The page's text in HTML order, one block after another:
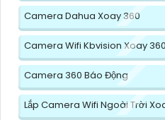
Camera Dahua Xoay 360
Camera Wifi Kbvision Xoay
Camera 360 Báo Động
Lắp Camera Wifi Ngoài Trời